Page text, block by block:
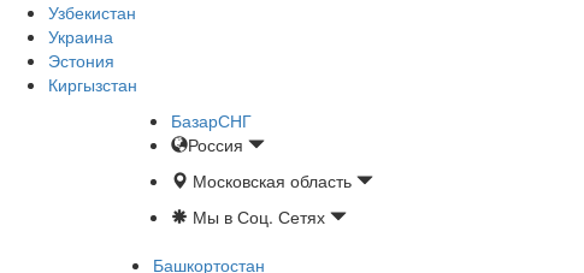
Узбекистан
Украина
Эстония
Киргызстан
БазарСНГ
Россия
Московская область
Мы в Соц. Сетях
Башкортостан